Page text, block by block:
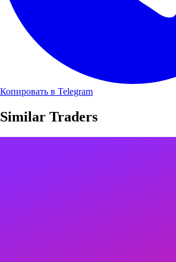
Копировать в Telegram
Similar Traders